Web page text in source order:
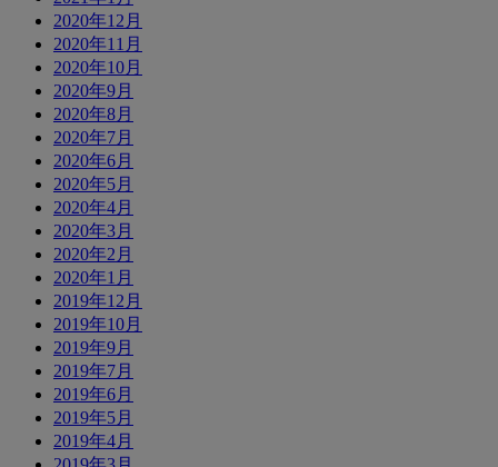
2020年12月
2020年11月
2020年10月
2020年9月
2020年8月
2020年7月
2020年6月
2020年5月
2020年4月
2020年3月
2020年2月
2020年1月
2019年12月
2019年10月
2019年9月
2019年7月
2019年6月
2019年5月
2019年4月